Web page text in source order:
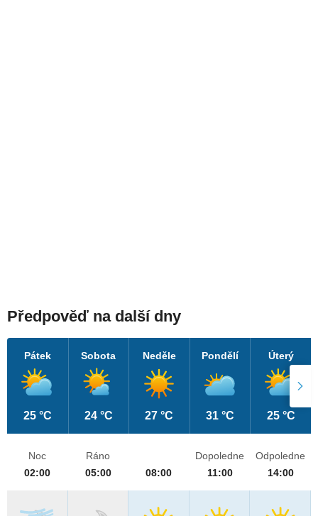
Předpověď na další dny
Pátek
25 °C
Sobota
24 °C
Neděle
27 °C
Pondělí
31 °C
Úterý
25 °C
Noc
02:00
Ráno
05:00
08:00
Dopoledne
11:00
Odpoledne
14:00